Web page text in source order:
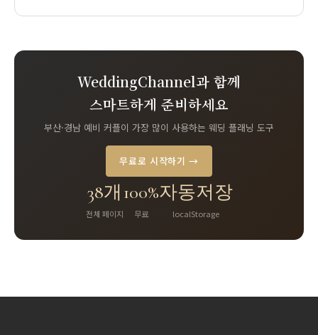
WeddingChannel과 함께
스마트하게 준비하세요
부산·경남 예비 커플이 가장 많이 사용하는 웨딩 플래닝 도구
무료로 시작하기 →
38개
전체 페이지
100%
무료
자동저장
localStorage